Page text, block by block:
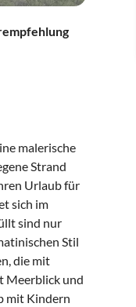
malerische
Strand
Urlaub für
sich im
sind nur
Stil
die mit
Meerblick und
mit Kindern